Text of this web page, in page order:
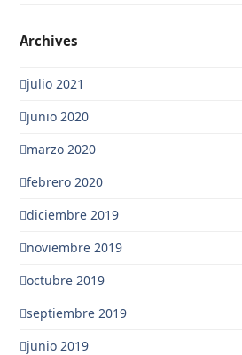
Archives
julio 2021
junio 2020
marzo 2020
febrero 2020
diciembre 2019
noviembre 2019
octubre 2019
septiembre 2019
junio 2019